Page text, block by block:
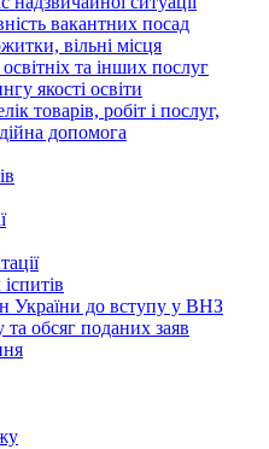
вакантних посад
вільні місця
та інших послуг
якості освіти
товарів, робіт і послуг,
допомога
України до вступу у ВНЗ
обсяг поданих заяв